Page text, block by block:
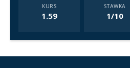
KURS
1.59
STAWKA
1/10